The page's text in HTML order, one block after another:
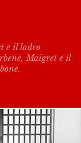
e il ladro
Maigret e il